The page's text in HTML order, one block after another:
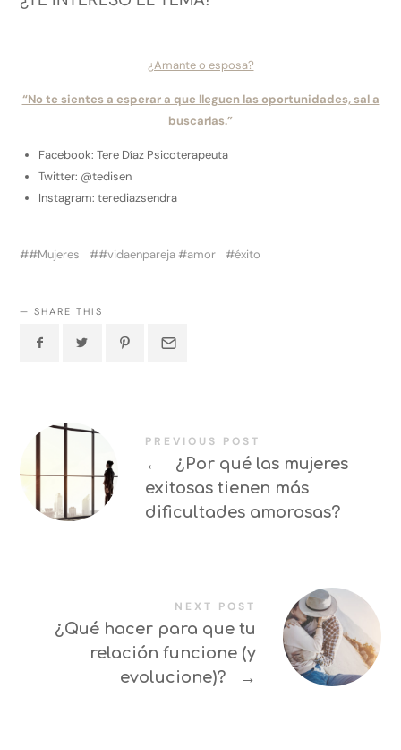
¿Amante o esposa?
“No te sientes a esperar a que lleguen las oportunidades, sal a
buscarlas.”
Facebook: Tere Díaz Psicoterapeuta
Twitter: @tedisen
Instagram: terediazsendra
#Mujeres #vidaenpareja #amor éxito
SHARE THIS
PREVIOUS POST
←
¿Por qué las mujeres
exitosas tienen más
dificultades amorosas?
NEXT POST
¿Qué hacer para que tu
relación funcione (y
evolucione)?
→